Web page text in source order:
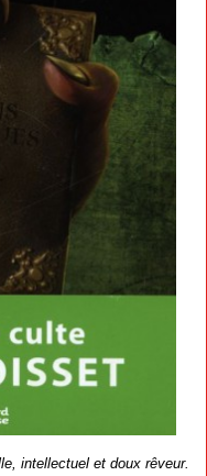
intellectuel et doux rêveur.